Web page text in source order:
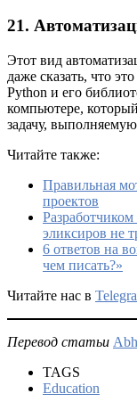
21.
Этот вид
даже сказать, что
Python и его
компьютере,
задачу,
Читайте также:
Правильная
проектов
эликсиров не
6 ответов на
чем писать?»
Читайте нас в
Перевод статьи
TAGS
Education